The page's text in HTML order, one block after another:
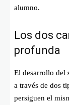
alumno.
Los dos
profunda
El desarrollo del
a través de dos
persiguen el